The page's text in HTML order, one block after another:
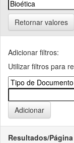
Retornar valores
Adicionar filtros:
Utilizar filtros para
Resultados/Página